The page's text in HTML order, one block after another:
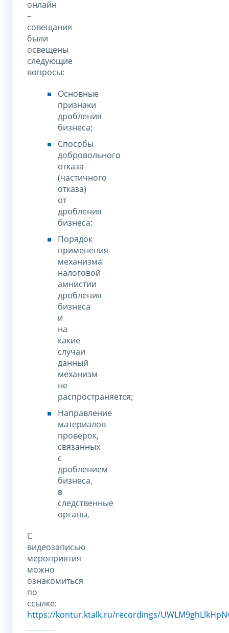
онлайн
–
совещания
были
освещены
следующие
вопросы:
Основные
признаки
дробления
бизнеса;
Способы
добровольного
отказа
(частичного
отказа)
от
дробления
бизнеса;
Порядок
применения
механизма
налоговой
амнистии
дробления
бизнеса
и
на
какие
случаи
данный
механизм
не
распространяется;
Направление
материалов
проверок,
связанных
с
дроблением
бизнеса,
в
следственные
органы.
С
видеозаписью
мероприятия
можно
ознакомиться
по
ссылке:
https://kontur.ktalk.ru/recordings/